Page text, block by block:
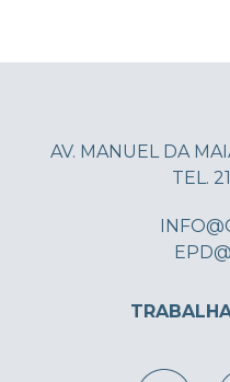
AV. MANUEL DA
TEL.